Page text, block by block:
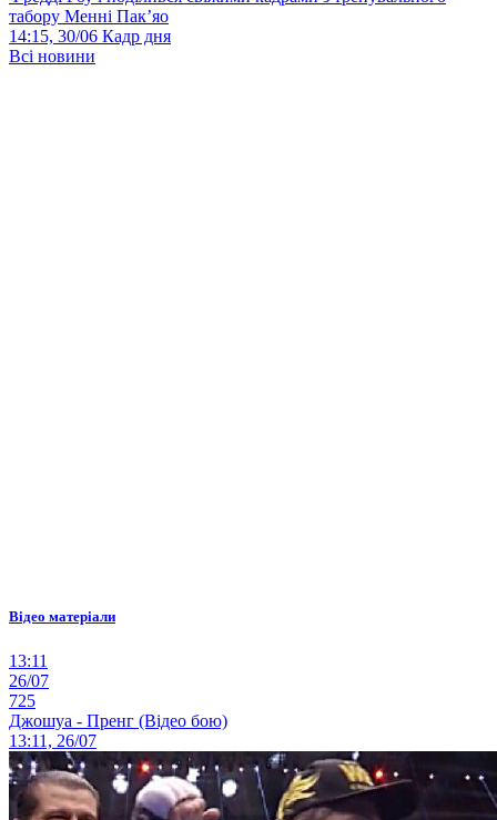
табору Менні Пак’яо
14:15, 30/06 Кадр дня
Всі новини
Відео матеріали
13:11
26/07
725
Джошуа - Пренг (Відео бою)
13:11, 26/07